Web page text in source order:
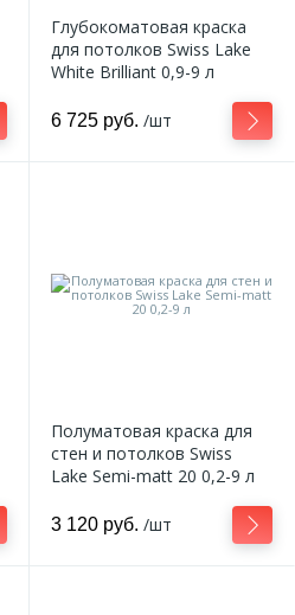
Глубокоматовая краска
для потолков Swiss Lake
White Brilliant 0,9-9 л
6 725 руб. /шт
Полуматовая краска для
стен и потолков Swiss
Lake Semi-matt 20 0,2-9 л
3 120 руб. /шт